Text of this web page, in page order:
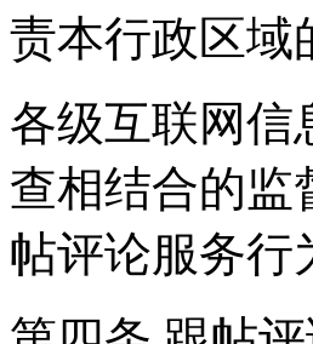
责本行政区域
各级互联网信
查相结合的监
帖评论服务行